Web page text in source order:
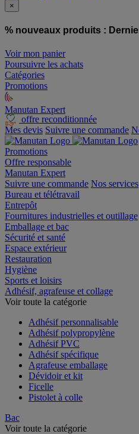
×
% nouveaux produits :
Voir mon panier
Poursuivre les achats
Catégories
Promotions
Manutan Expert
offre reconditionnée
Mes devis Suivre une commande
Promotions
Offre responsable
Manutan Expert
Suivre une commande Nos services
Bureau et télétravail
Entrepôt
Fournitures industrielles et outillage
Emballage et bac
Sécurité et santé
Espace extérieur
Restauration
Hygiène
Sports et loisirs
Adhésif, agrafeuse et collage
Voir toute la catégorie
Adhésif personnalisable
Adhésif polypropylène
Adhésif PVC
Adhésif spécifique
Agrafeuse emballage
Dévidoir et kit
Ficelle
Pistolet à colle
Bac
Voir toute la catégorie